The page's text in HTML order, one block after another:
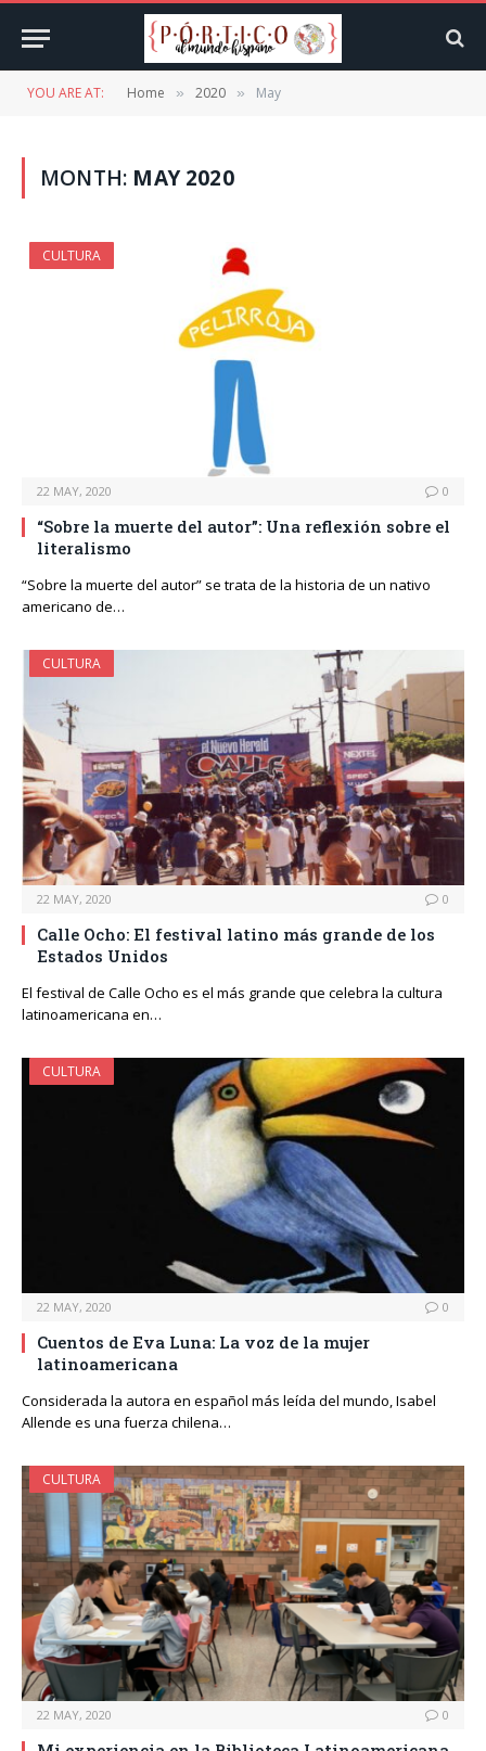
YOU ARE AT: Home » 2020 » May
MONTH: MAY 2020
CULTURA
22 MAY, 2020 0
“Sobre la muerte del autor”: Una reflexión sobre el
literalismo
“Sobre la muerte del autor” se trata de la historia de un nativo
americano de…
CULTURA
22 MAY, 2020 0
Calle Ocho: El festival latino más grande de los
Estados Unidos
El festival de Calle Ocho es el más grande que celebra la cultura
latinoamericana en…
CULTURA
22 MAY, 2020 0
Cuentos de Eva Luna: La voz de la mujer
latinoamericana
Considerada la autora en español más leída del mundo, Isabel
Allende es una fuerza chilena…
CULTURA
22 MAY, 2020 0